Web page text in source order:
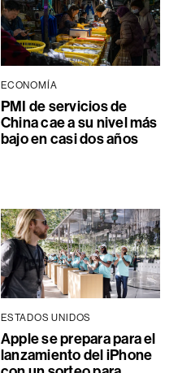
ECONOMÍA
PMI de servicios de
China cae a su nivel más
bajo en casi dos años
ESTADOS UNIDOS
Apple se prepara para el
lanzamiento del iPhone